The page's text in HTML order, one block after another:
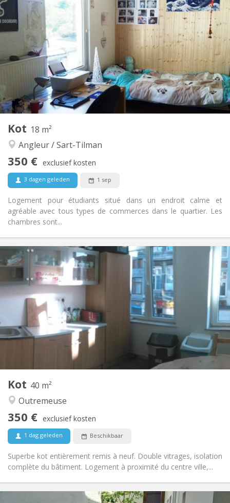
Huur:
350 €
Kosten:
30 €
Duur:
12 maanden
Domiciliëring:
Toegelaten
Inrichting
Badkamer:
Gemeenschappelijk
Keuken:
Gemeenschappelijk
Oppervlakte:
24 m
2
Private kamers:
1
Gemeenschappelijk, ernstig, hartelijk, rustig
Kot 18 m²
Angleur / Sart-Tilman
350 € exclusief kosten
3 dagen geleden 1 sep
Logement pour étudiants situé dans un endroit calme et
agréable avec tous types de commerces dans le quartier. Les
chambres sont...
Praktische Informatie
Huur:
Kosten:
Duur:
12 maanden
Domiciliëring:
Toegelaten
Inrichting
Badkamer:
Gemeenschappelijk
Keuken:
Gemeenschappelijk
Oppervlakte:
18 m
2
Private kamers:
1
Gemeenschappelijk, rustig, hartelijk, ernstig
Kot 40 m²
Outremeuse
350 € exclusief kosten
1 dag geleden Beschikbaar
Superbe kot entièrement remis à neuf. Double vitrages, isolation
complète du bâtiment. Logement à proximité du centre ville,...
Praktische Informatie